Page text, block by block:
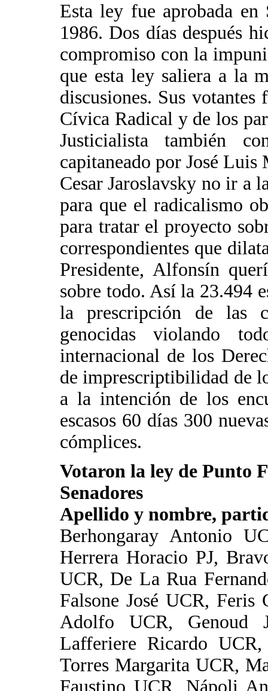
Esta ley fue aprobada en
1986. Dos días después
compromiso con la
que esta ley saliera a la
discusiones. Sus
Cívica Radical y de los
Justicialista también
capitaneado por José
Cesar Jaroslavsky no ir a
para que el radicalismo
para tratar el proyecto
correspondientes que
Presidente, Alfonsín
sobre todo. Así la 23.494
la prescripción de las
genocidas violando
internacional de los
de imprescriptibilidad de
a la intención de los
escasos 60 días 300
cómplices.
Votaron la ley de Punto
Senadores
Apellido y nombre,
Berhongaray Antonio
Herrera Horacio PJ,
UCR, De La Rua
Falsone José UCR,
Adolfo UCR, Genoud
Lafferiere Ricardo
Torres Margarita UCR,
Faustino UCR, Nápoli